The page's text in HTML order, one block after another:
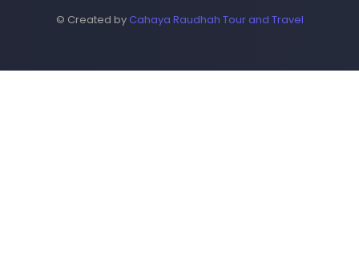
© Created byCahaya Raudhah Tour and Travel